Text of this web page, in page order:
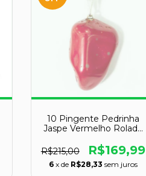
10 Pingente Pedrinha
Jaspe Vermelho Rolado
Prata 950 Atacado
R$215,00 R$169,99
6 x de R$28,33 sem juros